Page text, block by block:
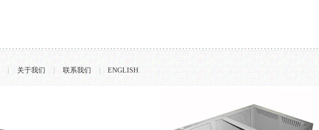
| 关于我们 | 联系我们 | ENGLISH